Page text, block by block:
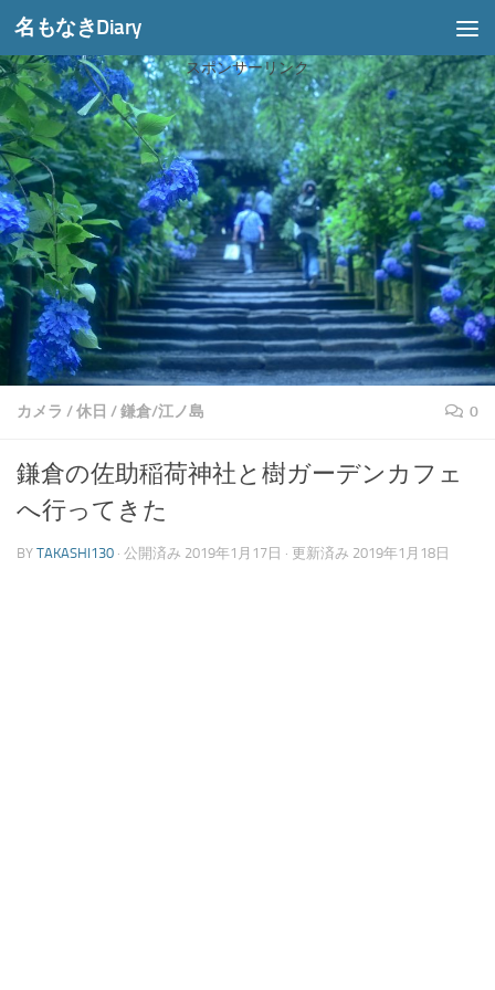
コンテンツへスキップ
名もなきDiary
スポンサーリンク
カメラ /休日 /鎌倉/江ノ島 0
鎌倉の佐助稲荷神社と樹ガーデンカフェ
へ行ってきた
BY TAKASHI130 · 公開済み 2019年1月17日 · 更新済み 2019年1月18日